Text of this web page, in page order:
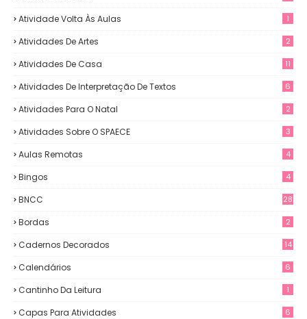
Atividade Volta Às Aulas 1
Atividades De Artes 2
Atividades De Casa 11
Atividades De Interpretação De Textos 6
Atividades Para O Natal 2
Atividades Sobre O SPAECE 3
Aulas Remotas 4
Bingos 4
BNCC 28
Bordas 2
Cadernos Decorados 14
Calendários 6
Cantinho Da Leitura 1
Capas Para Atividades 6